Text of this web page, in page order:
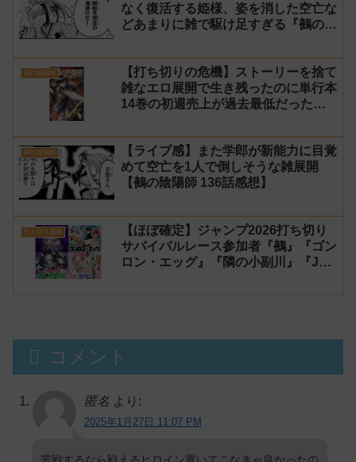
なく復活する姫様、姿を消した空亡な
どあまりに雑で駆け足すぎる『鵺の陰
鵺の陰陽師
【打ち切りの危機】ストーリーを捨て
雑なエロ展開で生き残ったのに単行本
14巻の初週売上が過去最低だった
鵺の陰陽師
【ライブ感】また学郎が新能力に目覚
めて空亡を1人で倒しそうな雑展開
【鵺の陰陽師 136話感想】
打ち切り漫画
【ほぼ確定】ジャンプ2026打ち切り
サバイバルレース参加者『鵺』『ゴン
ロン・エッグ』『隣の小副川』『JK
コメント
匿名 より:
2025年1月27日 11:07 PM